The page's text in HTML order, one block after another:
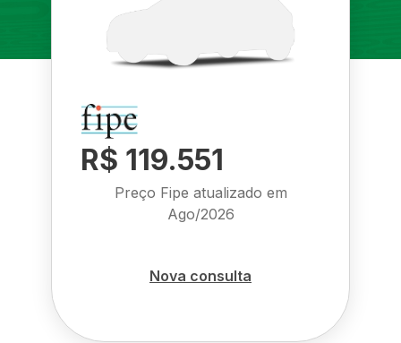
R$ 119.551
Preço Fipe atualizado em
Ago/2026
Nova consulta